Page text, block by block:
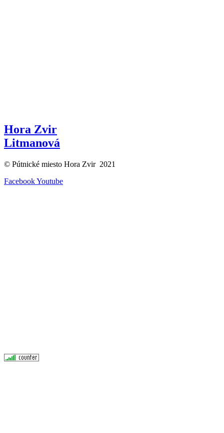
Hora Zvir
Litmanová
© Pútnické miesto Hora Zvir 2021
FacebookYoutube